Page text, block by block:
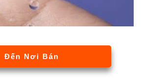
Đến Nơi Bán